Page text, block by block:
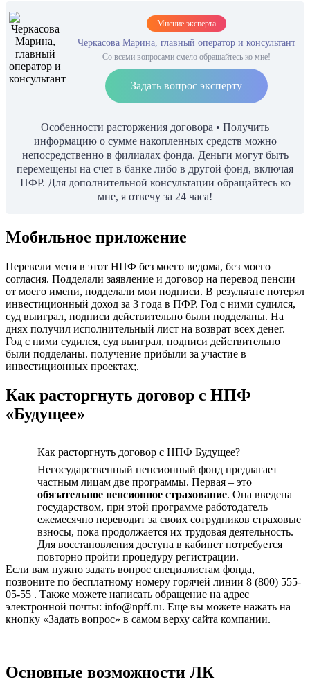
Мнение эксперта
Черкасова Марина, главный оператор и консультант
Со всеми вопросами смело обращайтесь ко мне!
Задать вопрос эксперту
Особенности расторжения договора • Получить
информацию о сумме накопленных средств можно
непосредственно в филиалах фонда. Деньги могут быть
перемещены на счет в банке либо в другой фонд, включая
ПФР. Для дополнительной консультации обращайтесь ко
мне, я отвечу за 24 часа!
Мобильное приложение
Перевели меня в этот НПФ без моего ведома, без моего
согласия. Подделали заявление и договор на перевод пенсии
от моего имени, подделали мои подписи. В результате потерял
инвестиционный доход за 3 года в ПФР. Год с ними судился,
суд выиграл, подписи действительно были подделаны. На
днях получил исполнительный лист на возврат всех денег.
Год с ними судился, суд выиграл, подписи действительно
были подделаны. получение прибыли за участие в
инвестиционных проектах;.
Как расторгнуть договор с НПФ
«Будущее»
Как расторгнуть договор с НПФ Будущее?
Негосударственный пенсионный фонд предлагает
частным лицам две программы. Первая – это
обязательное пенсионное страхование. Она введена
государством, при этой программе работодатель
ежемесячно переводит за своих сотрудников страховые
взносы, пока продолжается их трудовая деятельность.
Для восстановления доступа в кабинет потребуется
повторно пройти процедуру регистрации.
Если вам нужно задать вопрос специалистам фонда,
позвоните по бесплатному номеру горячей линии 8 (800) 555-
05-55 . Также можете написать обращение на адрес
электронной почты: info@npff.ru. Еще вы можете нажать на
кнопку «Задать вопрос» в самом верху сайта компании.
Основные возможности ЛК